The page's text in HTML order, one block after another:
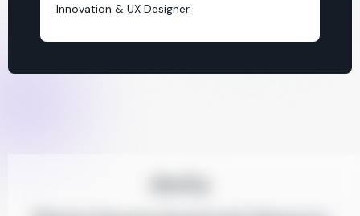
Innovation & UX Designer
deshy